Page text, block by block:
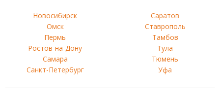
Новосибирск
Омск
Пермь
Ростов-на-Дону
Самара
Санкт-Петербург
Саратов
Ставрополь
Тамбов
Тула
Тюмень
Уфа